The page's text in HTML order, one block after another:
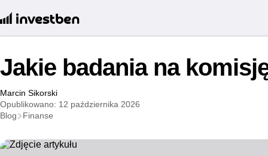
Jakie badania na
Marcin Sikorski
Opublikowano: 12 października 2026
Blog
Finanse